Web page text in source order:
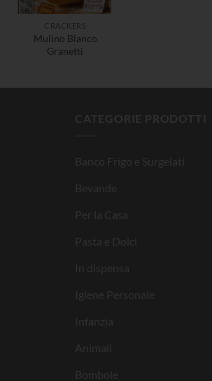
CRACKERS
Mulino Bianco
Granetti
CATEGORIE PRODOTTI
Banco Frigo e Surgelati
Bevande
Per la Casa
Pasta e Dolci
In dispensa
Igiene Personale
Infanzia
Animali
Bombole